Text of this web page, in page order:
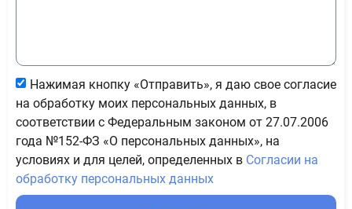
Нажимая кнопку «Отправить», я даю свое согласие
на обработку моих персональных данных, в
соответствии с Федеральным законом от 27.07.2006
года №152-ФЗ «О персональных данных», на
условиях и для целей, определенных в Согласии на
обработку персональных данных